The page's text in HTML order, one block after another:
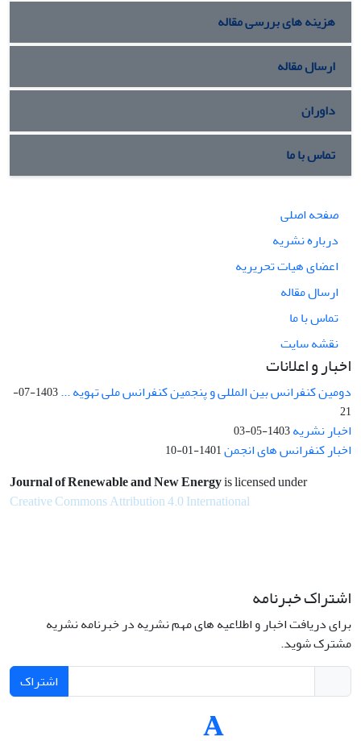
هزینه های بررسی مقاله
ارسال مقاله
داوران
تماس با ما
صفحه اصلی
درباره نشریه
اعضای هیات تحریریه
ارسال مقاله
تماس با ما
نقشه سایت
اخبار و اعلانات
دومین کنفرانس بین المللی و پنجمین کنفرانس ملی تهویه ...
1403-07-
21
اخبار نشریه1403-05-03
اخبار کنفرانس های انجمن1401-01-10
Journal of Renewable and New Energyis licensed under
Creative Commons Attribution 4.0 International
اشتراک خبرنامه
برای دریافت اخبار و اطلاعیه های مهم نشریه در خبرنامه نشریه
مشترک شوید.
اشتراک